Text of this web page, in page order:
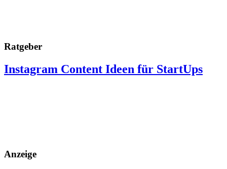
Ratgeber
Instagram Content Ideen für StartUps
Anzeige